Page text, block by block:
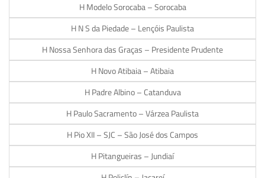
H Modelo Sorocaba – Sorocaba
H N S da Piedade – Lençóis Paulista
H Nossa Senhora das Graças – Presidente Prudente
H Novo Atibaia – Atibaia
H Padre Albino – Catanduva
H Paulo Sacramento – Várzea Paulista
H Pio XII – SJC – São José dos Campos
H Pitangueiras – Jundiaí